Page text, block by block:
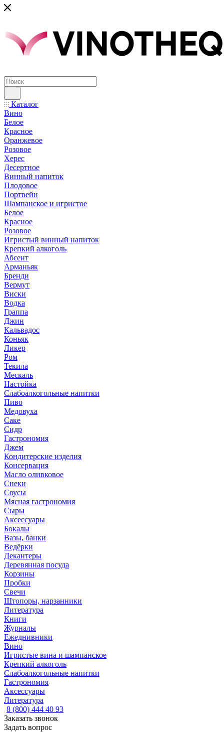
Каталог
Вино
Белое
Красное
Оранжевое
Розовое
Херес
Десертное
Винный напиток
Плодовое
Портвейн
Шампанское и игристое
Белое
Красное
Розовое
Игристый винный напиток
Крепкий алкоголь
Абсент
Арманьяк
Бренди
Вермут
Виски
Водка
Граппа
Джин
Кальвадос
Коньяк
Ликер
Ром
Текила
Мескаль
Настойка
Слабоалкогольные напитки
Пиво
Медовуха
Саке
Сидр
Гастрономия
Джем
Кондитерские изделия
Консервация
Масло оливковое
Снеки
Соусы
Мясная гастрономия
Сыры
Аксессуары
Бокалы
Вазы, банки
Ведёрки
Декантеры
Деревянная посуда
Корзины
Пробки
Свечи
Штопоры, нарзанники
Литература
Книги
Журналы
Ежеднивники
Вино
Игристые вина и шампанское
Крепкий алкоголь
Слабоалкогольные напитки
Гастрономия
Аксессуары
Литература
8 (800) 444 40 93
Заказать звонок
Задать вопрос